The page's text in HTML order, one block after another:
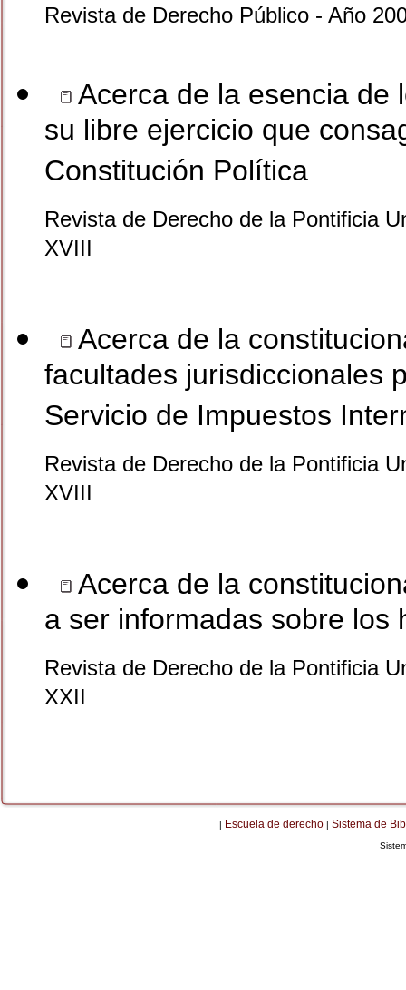
Revista de Derecho Público - Año
Acerca de la esencia de
su libre ejercicio que
Constitución Política
Revista de Derecho de la Pontificia
XVIII
Acerca de la
facultades jurisdiccionales
Servicio de Impuestos
Revista de Derecho de la Pontificia
XVIII
Acerca de la
a ser informadas sobre los
Revista de Derecho de la Pontificia
XXII
| Escuela de derecho | Sistema de